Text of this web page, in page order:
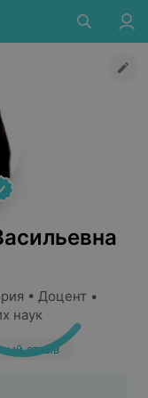
• Доцент •
наук
отзыв